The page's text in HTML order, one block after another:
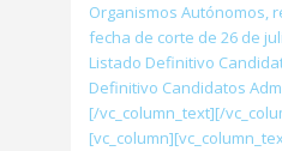
Organismos Autónomos,
fecha de corte de 26 de
Listado Definitivo
Definitivo Candidatos
[/vc_column_text][/